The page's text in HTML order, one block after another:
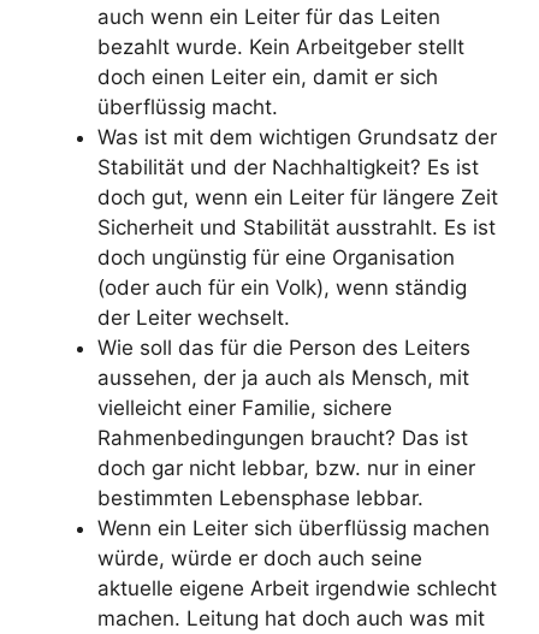
auch wenn ein Leiter für das Leiten
bezahlt wurde. Kein Arbeitgeber stellt
doch einen Leiter ein, damit er sich
überflüssig macht.
Was ist mit dem wichtigen Grundsatz der
Stabilität und der Nachhaltigkeit? Es ist
doch gut, wenn ein Leiter für längere Zeit
Sicherheit und Stabilität ausstrahlt. Es ist
doch ungünstig für eine Organisation
(oder auch für ein Volk), wenn ständig
der Leiter wechselt.
Wie soll das für die Person des Leiters
aussehen, der ja auch als Mensch, mit
vielleicht einer Familie, sichere
Rahmenbedingungen braucht? Das ist
doch gar nicht lebbar, bzw. nur in einer
bestimmten Lebensphase lebbar.
Wenn ein Leiter sich überflüssig machen
würde, würde er doch auch seine
aktuelle eigene Arbeit irgendwie schlecht
machen. Leitung hat doch auch was mit